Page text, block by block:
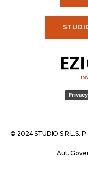
© 2024 STUDIO S.R.L.S.
Aut.